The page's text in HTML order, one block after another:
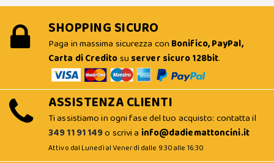
SHOPPING SICURO
Paga in massima sicurezza con Bonifico, PayPal,
Carta di Creditosu server sicuro 128bit.
ASSISTENZA CLIENTI
Ti assistiamo in ogni fase del tuo acquisto: contatta il
349 11 91 149o scrivi a info@dadiemattoncini.it
Attivo dal Lunedì al Venerdì dalle 9:30 alle 16:30